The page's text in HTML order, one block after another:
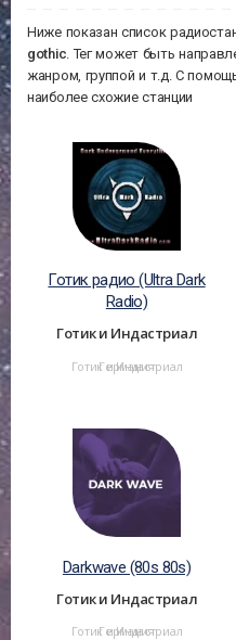
Ниже показан список
gothic. Тег может быть
жанром, группой и т.д. С
наиболее схожие станции
Готик радио (Ultra Dark
Radio)
Готик и Индастриал
Готик и Индастриал
Германия
Darkwave (80s 80s)
Готик и Индастриал
Готик и Индастриал
Германия